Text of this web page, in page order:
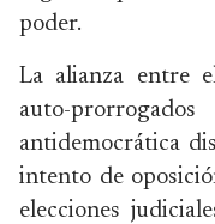
poder.
La alianza entre
auto-
antidemocrática
intento de
elecciones